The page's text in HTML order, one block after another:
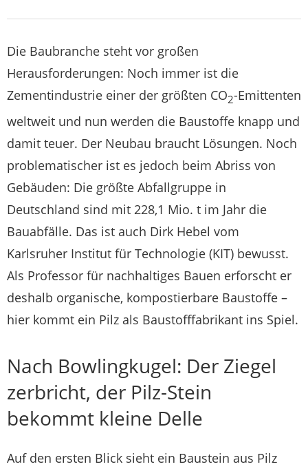
Die Baubranche steht vor großen
Herausforderungen: Noch immer ist die
Zementindustrie einer der größten CO2-Emittenten
weltweit und nun werden die Baustoffe knapp und
damit teuer. Der Neubau braucht Lösungen. Noch
problematischer ist es jedoch beim Abriss von
Gebäuden: Die größte Abfallgruppe in
Deutschland sind mit 228,1 Mio. t im Jahr die
Bauabfälle. Das ist auch Dirk Hebel vom
Karlsruher Institut für Technologie (KIT) bewusst.
Als Professor für nachhaltiges Bauen erforscht er
deshalb organische, kompostierbare Baustoffe –
hier kommt ein Pilz als Baustofffabrikant ins Spiel.
Nach Bowlingkugel: Der Ziegel
zerbricht, der Pilz-Stein
bekommt kleine Delle
Auf den ersten Blick sieht ein Baustein aus Pilz